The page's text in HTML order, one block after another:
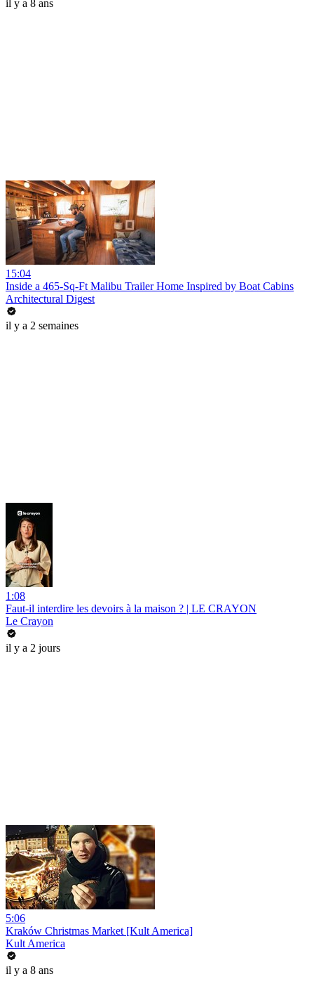
il y a 8 ans
15:04
Inside a 465-Sq-Ft Malibu Trailer Home Inspired by Boat Cabins
Architectural Digest
il y a 2 semaines
1:08
Faut-il interdire les devoirs à la maison ? | LE CRAYON
Le Crayon
il y a 2 jours
5:06
Kraków Christmas Market [Kult America]
Kult America
il y a 8 ans